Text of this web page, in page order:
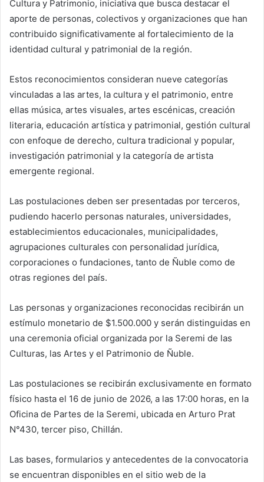
Cultura y Patrimonio, iniciativa que busca destacar el
aporte de personas, colectivos y organizaciones que han
contribuido significativamente al fortalecimiento de la
identidad cultural y patrimonial de la región.
Estos reconocimientos consideran nueve categorías
vinculadas a las artes, la cultura y el patrimonio, entre
ellas música, artes visuales, artes escénicas, creación
literaria, educación artística y patrimonial, gestión cultural
con enfoque de derecho, cultura tradicional y popular,
investigación patrimonial y la categoría de artista
emergente regional.
Las postulaciones deben ser presentadas por terceros,
pudiendo hacerlo personas naturales, universidades,
establecimientos educacionales, municipalidades,
agrupaciones culturales con personalidad jurídica,
corporaciones o fundaciones, tanto de Ñuble como de
otras regiones del país.
Las personas y organizaciones reconocidas recibirán un
estímulo monetario de $1.500.000 y serán distinguidas en
una ceremonia oficial organizada por la Seremi de las
Culturas, las Artes y el Patrimonio de Ñuble.
Las postulaciones se recibirán exclusivamente en formato
físico hasta el 16 de junio de 2026, a las 17:00 horas, en la
Oficina de Partes de la Seremi, ubicada en Arturo Prat
N°430, tercer piso, Chillán.
Las bases, formularios y antecedentes de la convocatoria
se encuentran disponibles en el sitio web de la